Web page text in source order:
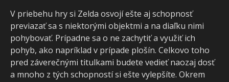
V priebehu hry si Zelda osvojí ešte aj schopnosť
previazať sa s niektorými objektmi a na diaľku nimi
pohybovať. Prípadne sa o ne zachytiť a využiť ich
pohyb, ako napríklad v prípade plošín. Celkovo toho
pred záverečnými titulkami budete vedieť naozaj dosť
a mnoho z tých schopností si ešte vylepšíte. Okrem